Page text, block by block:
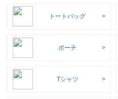
トートバッグ
ポーチ
Tシャツ